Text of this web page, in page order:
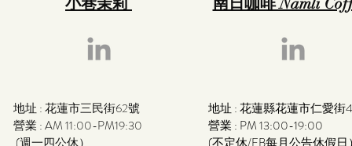
地址 : 花蓮市三民街62號
營業 : AM 11:00-PM19:30
地址 : 花蓮縣花蓮市仁愛街
營業 : PM 13:00-19:00